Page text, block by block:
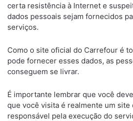
certa resistência à Internet e
dados pessoais sejam fornecidos
serviços.
Como o site oficial do Carrefour é
pode fornecer esses dados, as
conseguem se livrar.
É importante lembrar que você
que você visita é realmente um site
responsável pela execução do